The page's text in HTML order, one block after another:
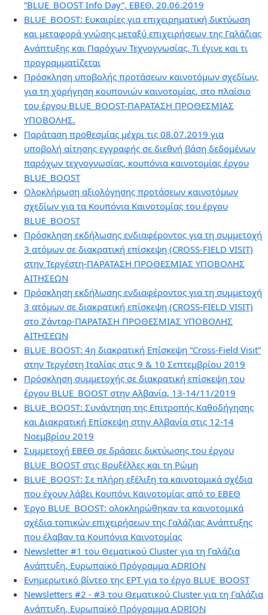
“BLUE_BOOST Info Day”, ΕΒΕΘ, 20.06.2019
BLUE_BOOST: Ευκαιρίες για επιχειρηματική δικτύωση
και μεταφορά γνώσης μεταξύ επιχειρήσεων της Γαλάζιας
Ανάπτυξης και Παρόχων Τεχνογνωσίας. Τι έγινε και τι
προγραμματίζεται
Πρόσκληση υποβολής προτάσεων καινοτόμων σχεδίων,
για τη χορήγηση κουπονιών καινοτομίας, στο πλαίσιο
του έργου BLUE_BOOST-ΠΑΡΑΤΑΣΗ ΠΡΟΘΕΣΜΙΑΣ
ΥΠΟΒΟΛΗΣ.
Παράταση προθεσμίας μέχρι τις 08.07.2019 για
υποβολή αίτησης εγγραφής σε διεθνή βάση δεδομένων
παρόχων τεχνογνωσίας, κουπόνια καινοτομίας έργου
BLUE_BOOST
Ολοκλήρωση αξιολόγησης προτάσεων καινοτόμων
σχεδίων για τα Κουπόνια Καινοτομίας του έργου
BLUE_BOOST
Πρόσκληση εκδήλωσης ενδιαφέροντος για τη συμμετοχή
3 ατόμων σε διακρατική επίσκεψη (CROSS-FIELD VISIT)
στην Τεργέστη-ΠΑΡΑΤΑΣΗ ΠΡΟΘΕΣΜΙΑΣ ΥΠΟΒΟΛΗΣ
ΑΙΤΗΣΕΩΝ
Πρόσκληση εκδήλωσης ενδιαφέροντος για τη συμμετοχή
3 ατόμων σε διακρατική επίσκεψη (CROSS-FIELD VISIT)
στο Ζάνταρ-ΠΑΡΑΤΑΣΗ ΠΡΟΘΕΣΜΙΑΣ ΥΠΟΒΟΛΗΣ
ΑΙΤΗΣΕΩΝ
BLUE_BOOST: 4η διακρατική Επίσκεψη “Cross-Field Visit”
στην Τεργέστη Ιταλίας στις 9 & 10 Σεπτεμβρίου 2019
Πρόσκληση συμμετοχής σε διακρατική επίσκεψη του
έργου BLUE_BOOST στην Αλβανία, 13-14/11/2019
BLUE_BOOST: Συνάντηση της Επιτροπής Καθοδήγησης
και Διακρατική Επίσκεψη στην Αλβανία στις 12-14
Νοεμβρίου 2019
Συμμετοχή ΕΒΕΘ σε δράσεις δικτύωσης του έργου
BLUE_BOOST στις Βρυξέλλες και τη Ρώμη
BLUE_BOOST: Σε πλήρη εξέλιξη τα καινοτομικά σχέδια
που έχουν λάβει Κουπόνι Καινοτομίας από το ΕΒΕΘ
Έργο BLUE_BOOST: ολοκληρώθηκαν τα καινοτομικά
σχέδια τοπικών επιχειρήσεων της Γαλάζιας Ανάπτυξης
που έλαβαν τα Κουπόνια Καινοτομίας
Newsletter #1 του Θεματικού Cluster για τη Γαλάζια
Ανάπτυξη, Ευρωπαϊκό Πρόγραμμα ADRION
Ενημερωτικό βίντεο της ΕΡΤ για το έργο BLUE_BOOST
Newsletters #2 - #3 του Θεματικού Cluster για τη Γαλάζια
Ανάπτυξη, Ευρωπαϊκό Πρόγραμμα ADRION